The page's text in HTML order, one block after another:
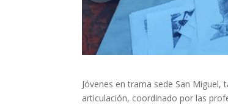
Jóvenes en trama sede San Miguel,
articulación, coordinado por las